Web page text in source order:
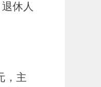
休人
，主